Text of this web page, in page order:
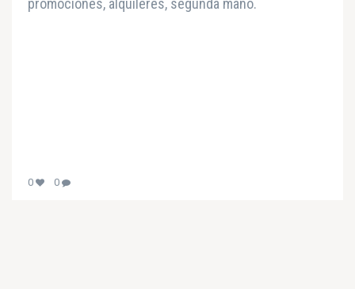
promociones, alquileres, segunda mano.
0 0